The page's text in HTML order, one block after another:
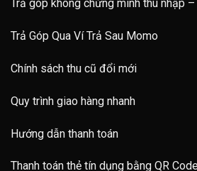
Trả góp không chứng minh thu nhập
Trả Góp Qua Ví Trả Sau Momo
Chính sách thu cũ đổi mới
Quy trình giao hàng nhanh
Hướng dẫn thanh toán
Thanh toán thẻ tín dụng bằng QR